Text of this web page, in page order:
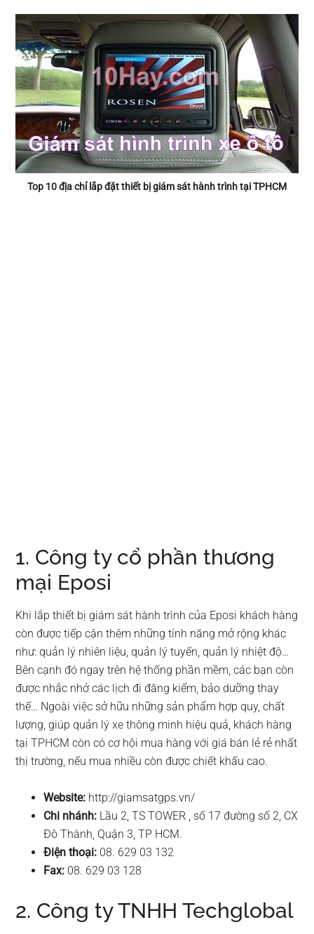
Top 10 địa chỉ lắp đặt thiết bị giám sát hành trình tại TPHCM
1. Công ty cổ phần thương
mại Eposi
Khi lắp thiết bị giám sát hành trình của Eposi khách hàng
còn được tiếp cận thêm những tính năng mở rộng khác
như: quản lý nhiên liệu, quản lý tuyến, quản lý nhiệt độ…
Bên cạnh đó ngay trên hệ thống phần mềm, các bạn còn
được nhắc nhở các lịch đi đăng kiểm, bảo dưỡng thay
thế… Ngoài việc sở hữu những sản phẩm hợp quy, chất
lượng, giúp quản lý xe thông minh hiệu quả, khách hàng
tại TPHCM còn có cơ hội mua hàng với giá bán lẻ rẻ nhất
thị trường, nếu mua nhiều còn được chiết khấu cao.
Website: http://giamsatgps.vn/
Chi nhánh: Lầu 2, TS TOWER , số 17 đường số 2, CX
Đô Thành, Quận 3, TP HCM.
Điện thoại: 08. 629 03 132
Fax: 08. 629 03 128
2. Công ty TNHH Techglobal